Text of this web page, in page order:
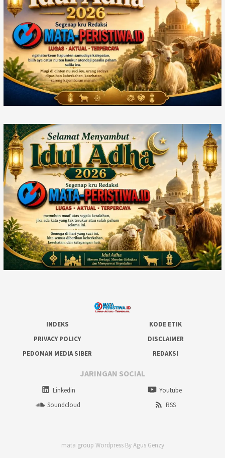
INDEKS
KODE ETIK
PRIVACY POLICY
DISCLAIMER
PEDOMAN MEDIA SIBER
REDAKSI
JARINGAN SOCIAL
Linkedin
Youtube
Soundcloud
RSS
mata group Wordpress By Agus Genzy